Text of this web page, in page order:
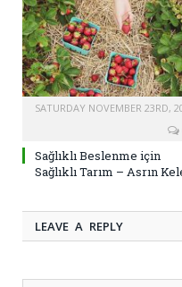
SATURDAY NOVEMBER 23RD,
Sağlıklı Beslenme için
Sağlıklı Tarım – Asrın
LEAVE A REPLY